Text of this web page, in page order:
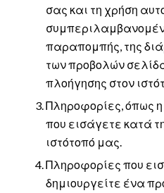
σας και τη χρήση
παραπομπής, της
των προβολών
πλοήγησης στον
Πληροφορίες, όπως η
που εισάγετε κατά
ιστότοπό μας.
Πληροφορίες που
δημιουργείτε ένα